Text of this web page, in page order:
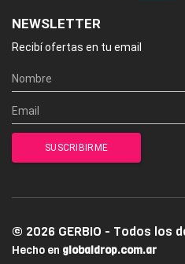
NEWSLETTER
Recibí ofertas en tu email
© 2026 GERBIO - Todos los
Hecho en globaldrop.com.ar